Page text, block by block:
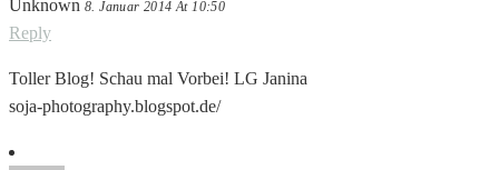
Unknown 8. Januar 2014 At 10:50
Reply
Toller Blog! Schau mal Vorbei! LG Janina
soja-photography.blogspot.de/